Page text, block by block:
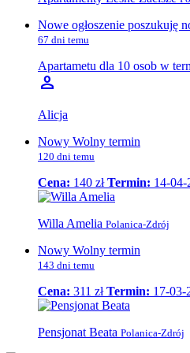
Nowe ogłoszenie poszukuję
67 dni temu
Apartametu dla 10 osob w
person
Alicja
Nowy Wolny termin
120 dni temu
Cena: 140 złTermin: 14-04-
Willa Amelia Polanica-Zdrój
Nowy Wolny termin
143 dni temu
Cena: 311 złTermin: 17-03-
Pensjonat Beata Polanica-Zdrój